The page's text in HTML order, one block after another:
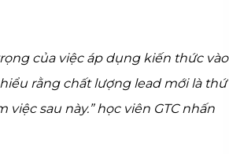
của việc áp dụng kiến thức vào
rằng chất lượng lead mới là thứ
sau này.” học viên GTC nhấn